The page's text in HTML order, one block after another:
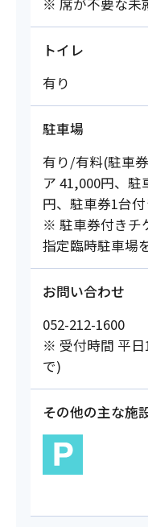
※ 席が不要な未
トイレ
有り
駐車場
有り/有料(駐車
ア 41,000円、
円、駐車券1台
※ 駐車券付きチ
指定臨時駐車場
お問い合わせ
052-212-1600
※ 受付時間 平日
で)
その他の主な施